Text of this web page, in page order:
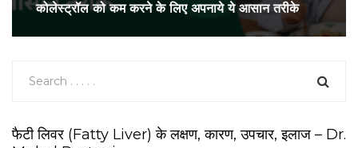
कोलेस्ट्रॉल को कम करने के लिए अपनाये ये आसान तरीके
फैटी लिवर (Fatty Liver) के लक्षण, कारण, उपचार, इलाज – Dr.